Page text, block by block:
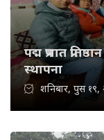
पद्म प्रभात
स्थापना
शनिबार, पुस १९,